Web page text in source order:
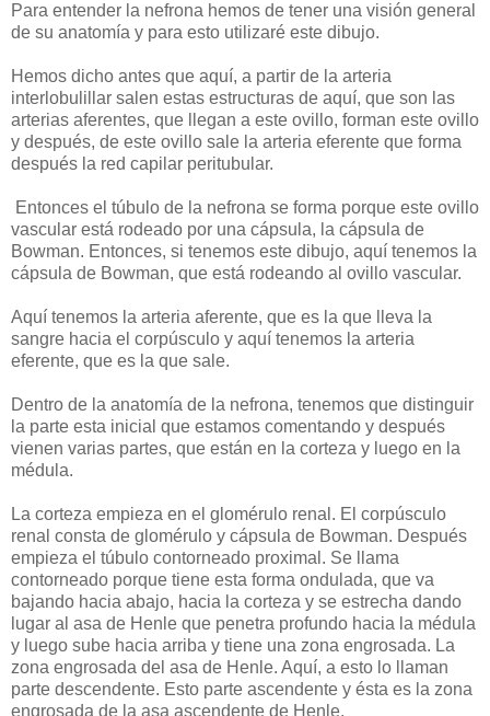
Para entender la nefrona hemos de tener una visión general
de su anatomía y para esto utilizaré este dibujo.
Hemos dicho antes que aquí, a partir de la arteria
interlobulillar salen estas estructuras de aquí, que son las
arterias aferentes, que llegan a este ovillo, forman este ovillo
y después, de este ovillo sale la arteria eferente que forma
después la red capilar peritubular.
Entonces el túbulo de la nefrona se forma porque este ovillo
vascular está rodeado por una cápsula, la cápsula de
Bowman. Entonces, si tenemos este dibujo, aquí tenemos la
cápsula de Bowman, que está rodeando al ovillo vascular.
Aquí tenemos la arteria aferente, que es la que lleva la
sangre hacia el corpúsculo y aquí tenemos la arteria
eferente, que es la que sale.
Dentro de la anatomía de la nefrona, tenemos que distinguir
la parte esta inicial que estamos comentando y después
vienen varias partes, que están en la corteza y luego en la
médula.
La corteza empieza en el glomérulo renal. El corpúsculo
renal consta de glomérulo y cápsula de Bowman. Después
empieza el túbulo contorneado proximal. Se llama
contorneado porque tiene esta forma ondulada, que va
bajando hacia abajo, hacia la corteza y se estrecha dando
lugar al asa de Henle que penetra profundo hacia la médula
y luego sube hacia arriba y tiene una zona engrosada. La
zona engrosada del asa de Henle. Aquí, a esto lo llaman
parte descendente. Esto parte ascendente y ésta es la zona
engrosada de la asa ascendente de Henle.